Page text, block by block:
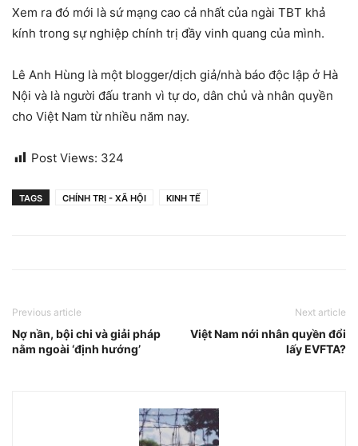
Xem ra đó mới là sứ mạng cao cả nhất của ngài TBT khả
kính trong sự nghiệp chính trị đầy vinh quang của mình.
Lê Anh Hùng là một blogger/dịch giả/nhà báo độc lập ở Hà
Nội và là người đấu tranh vì tự do, dân chủ và nhân quyền
cho Việt Nam từ nhiều năm nay.
Post Views: 324
TAGS CHÍNH TRỊ - XÃ HỘI KINH TẾ
Previous article
Nợ nần, bội chi và giải pháp
nằm ngoài ‘định hướng’
Next article
Việt Nam nới nhân quyền đổi
lấy EVFTA?